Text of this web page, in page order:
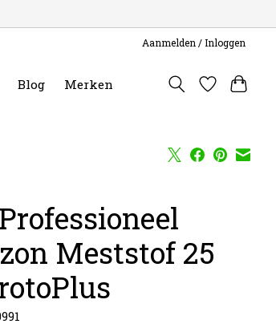
Aanmelden / Inloggen
Blog Merken
Meststof 25